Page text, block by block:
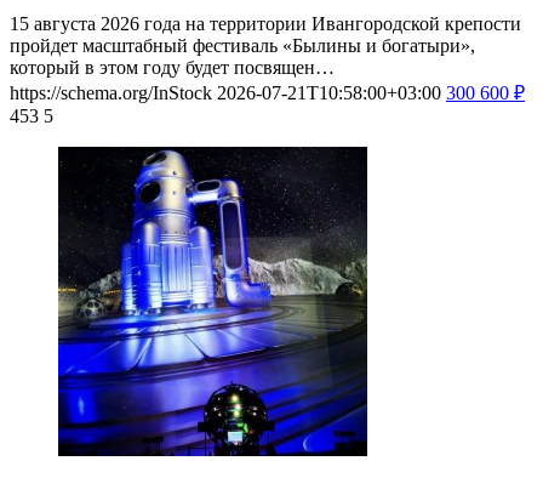
15 августа 2026 года на территории Ивангородской крепости
пройдет масштабный фестиваль «Былины и богатыри»,
который в этом году будет посвящен…
https://schema.org/InStock 2026-07-21T10:58:00+03:00 300 600 ₽
453 5